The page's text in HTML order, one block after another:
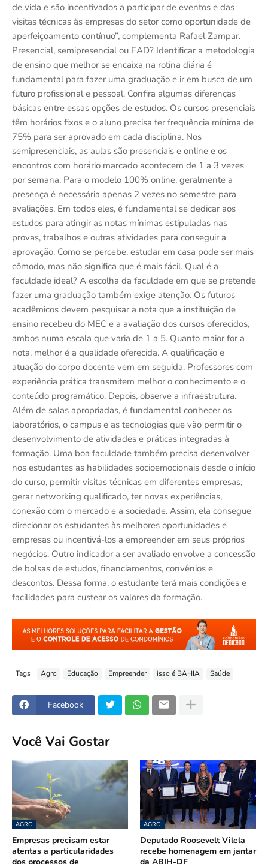
de vida e são incentivados a participar de eventos e das
visitas técnicas às empresas do setor como oportunidade de
aperfeiçoamento contínuo”, complementa Rafael Zampar.
Presencial, semipresencial ou EAD? Identificar a metodologia
de ensino que melhor se encaixa na rotina diária é
fundamental para fazer uma graduação e ir em busca de um
futuro profissional e pessoal. Confira algumas diferenças
básicas entre essas opções de estudos. Os cursos presenciais
têm horários fixos e o aluno precisa ter frequência mínima de
75% para ser aprovado em cada disciplina. Nos
semipresenciais, as aulas são presenciais e online e os
encontros com horário marcado acontecem de 1 a 3 vezes
por semana. Para o modelo 100% online, geralmente a
presença é necessária apenas 2 vezes no semestre para
avaliações. Em todos eles, é fundamental se dedicar aos
estudos para atingir as notas mínimas estipuladas nas
provas, trabalhos e outras atividades para conseguir a
aprovação. Como se percebe, estudar em casa pode ser mais
cômodo, mas não significa que é mais fácil. Qual é a
faculdade ideal? A escolha da faculdade em que se pretende
fazer uma graduação também exige atenção. Os futuros
acadêmicos devem pesquisar a nota que a instituição de
ensino recebeu do MEC e a avaliação dos cursos oferecidos,
ambos numa escala que varia de 1 a 5. Quanto maior for a
nota, melhor é a qualidade oferecida. A qualificação e
atuação do corpo docente vem em seguida. Professores com
experiência prática transmitem melhor o conhecimento e o
conteúdo programático. Depois, observe a infraestrutura.
Além de salas apropriadas, é fundamental conhecer os
laboratórios, o campus e as tecnologias que vão permitir o
desenvolvimento de atividades e práticas integradas à
formação. Uma boa faculdade também precisa desenvolver
nos estudantes as habilidades socioemocionais desde o início
do curso, permitir visitas técnicas em diferentes empresas,
gerar networking qualificado, ter novas experiências,
conexão com o mercado e a sociedade. Assim, ela consegue
direcionar os estudantes às melhores oportunidades e
empresas ou incentivá-los a empreender em seus próprios
negócios. Outro indicador a ser avaliado envolve a concessão
de bolsas de estudos, financiamentos, convênios e
descontos. Dessa forma, o estudante terá mais condições e
facilidades para custear os valores da formação.
Tags Agro Educação Empreender isso é BAHIA Saúde
Facebook
Você Vai Gostar
AGRO
Empresas precisam estar
atentas a particularidades
AGRO
Deputado Roosevelt Vilela
recebe homenagem em jantar